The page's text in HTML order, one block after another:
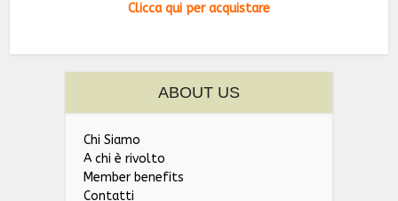
Clicca qui per acquistare
ABOUT US
Chi Siamo
A chi è rivolto
Member benefits
Contatti